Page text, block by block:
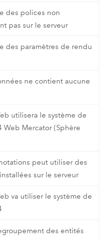
des polices non
pas sur le serveur
des paramètres de rendu
ne contient aucune
utilisera le système de
Web Mercator (Sphère
peut utiliser des
sur le serveur
va utiliser le système de
des entités